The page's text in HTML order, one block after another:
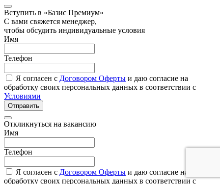
Вступить в «Базис Премиум»
С вами свяжется менеджер,
чтобы обсудить индивидуальные условия
Имя
Телефон
Я согласен с Договором Оферты и даю согласие на
обработку своих персональных данных в соответствии с
Условиями
Отправить
Откликнуться на вакансию
Имя
Телефон
Я согласен с Договором Оферты и даю согласие на
обработку своих персональных данных в соответствии с